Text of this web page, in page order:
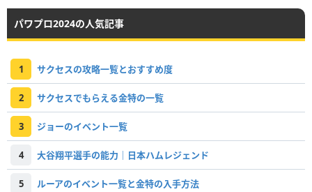
パワプロ2024の人気記事
1 サクセスの攻略一覧とおすすめ度
2 サクセスでもらえる金特の一覧
3 ジョーのイベント一覧
4 大谷翔平選手の能力｜日本ハムレジェンド
5 ルーアのイベント一覧と金特の入手方法